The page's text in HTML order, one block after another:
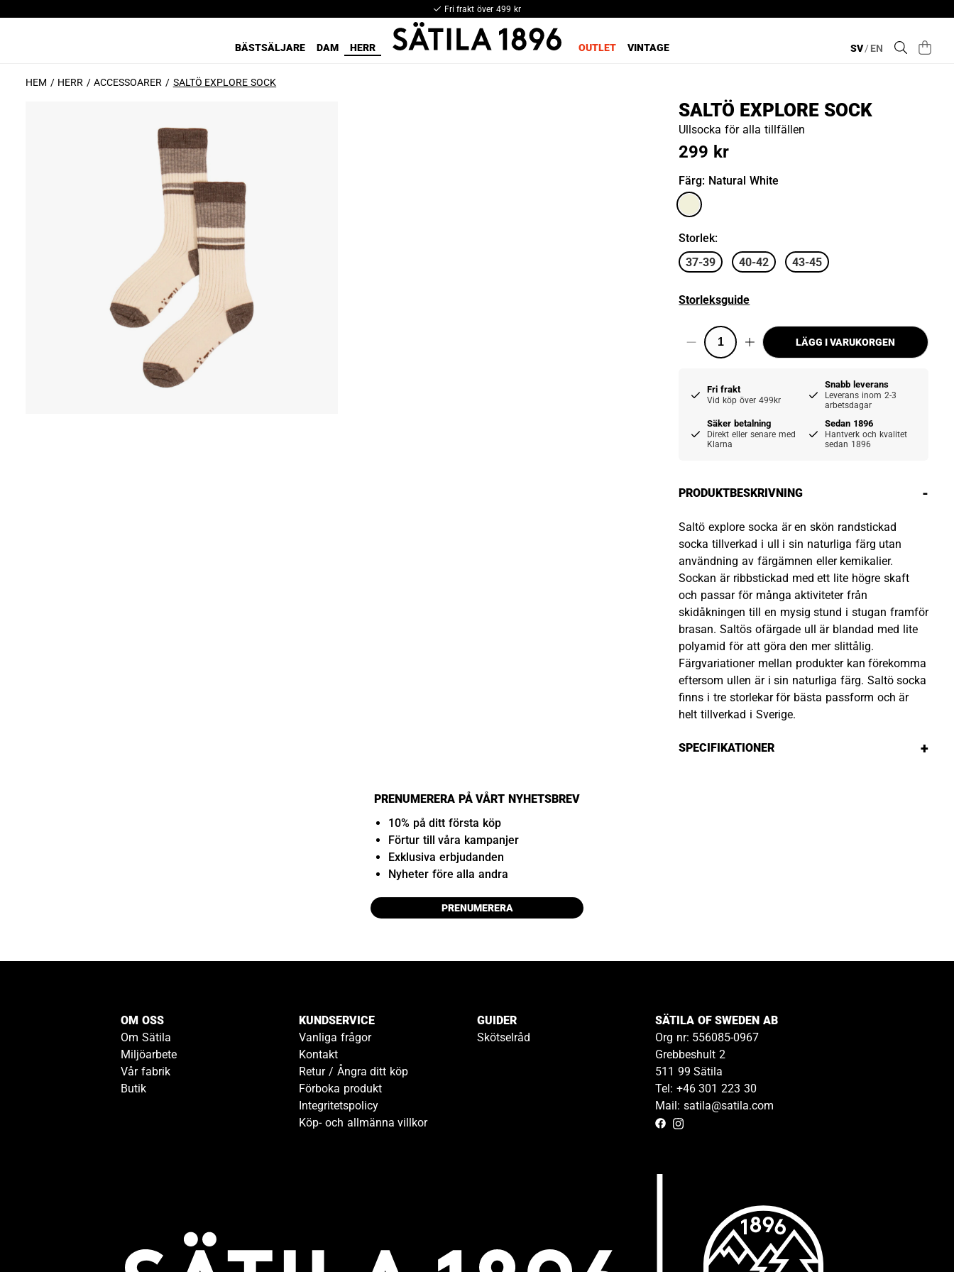
Fri frakt över 499 kr
BÄSTSÄLJARE DAM HERR OUTLET VINTAGE SV/EN
HEM HERR ACCESSOARER SALTÖ EXPLORE SOCK
SALTÖ EXPLORE SOCK
Ullsocka för alla tillfällen
299 kr
Färg: Natural White
Storlek:
37-39
40-42 43-45
Storleksguide
LÄGG I VARUKORGEN
Fri frakt
Vid köp över 499kr
Snabb leverans
Leverans inom 2-3
arbetsdagar
Säker betalning
Direkt eller senare med
Klarna
Sedan 1896
Hantverk och kvalitet
sedan 1896
PRODUKTBESKRIVNING -
Saltö explore socka är en skön randstickad
socka tillverkad i ull i sin naturliga färg utan
användning av färgämnen eller kemikalier.
Sockan är ribbstickad med ett lite högre skaft
och passar för många aktiviteter från
skidåkningen till en mysig stund i stugan framför
brasan. Saltös ofärgade ull är blandad med lite
polyamid för att göra den mer slittålig.
Färgvariationer mellan produkter kan förekomma
eftersom ullen är i sin naturliga färg. Saltö socka
finns i tre storlekar för bästa passform och är
helt tillverkad i Sverige.
SPECIFIKATIONER +
PRENUMERERA PÅ VÅRT NYHETSBREV
10% på ditt första köp
Förtur till våra kampanjer
Exklusiva erbjudanden
Nyheter före alla andra
PRENUMERERA
OM OSS
Om Sätila
Miljöarbete
Vår fabrik
Butik
KUNDSERVICE
Vanliga frågor
Kontakt
Retur / Ångra ditt köp
Förboka produkt
Integritetspolicy
Köp- och allmänna villkor
GUIDER
Skötselråd
SÄTILA OF SWEDEN AB
Org nr: 556085-0967
Grebbeshult 2
511 99 Sätila
Tel: +46 301 223 30
Mail: satila@satila.com